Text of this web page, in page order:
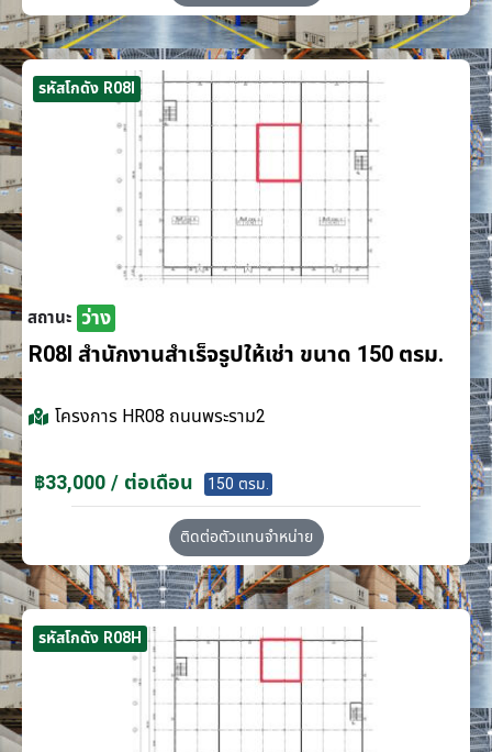
รหัสโกดัง R08I
สถานะ ว่าง
R08I สำนักงานสำเร็จรูปให้เช่า ขนาด 150 ตรม.
โครงการ HR08 ถนนพระราม2
฿33,000 / ต่อเดือน 150 ตรม.
ติดต่อตัวแทนจำหน่าย
รหัสโกดัง R08H